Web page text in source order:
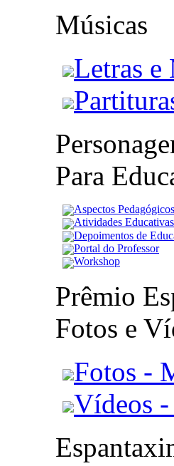
Músicas
Letras e
Para
Aspectos Pedagógicos
Atividades Educativas
Depoimentos de
Portal do Professor
Workshop
Prêmio
Fotos e
Fotos -
Vídeos